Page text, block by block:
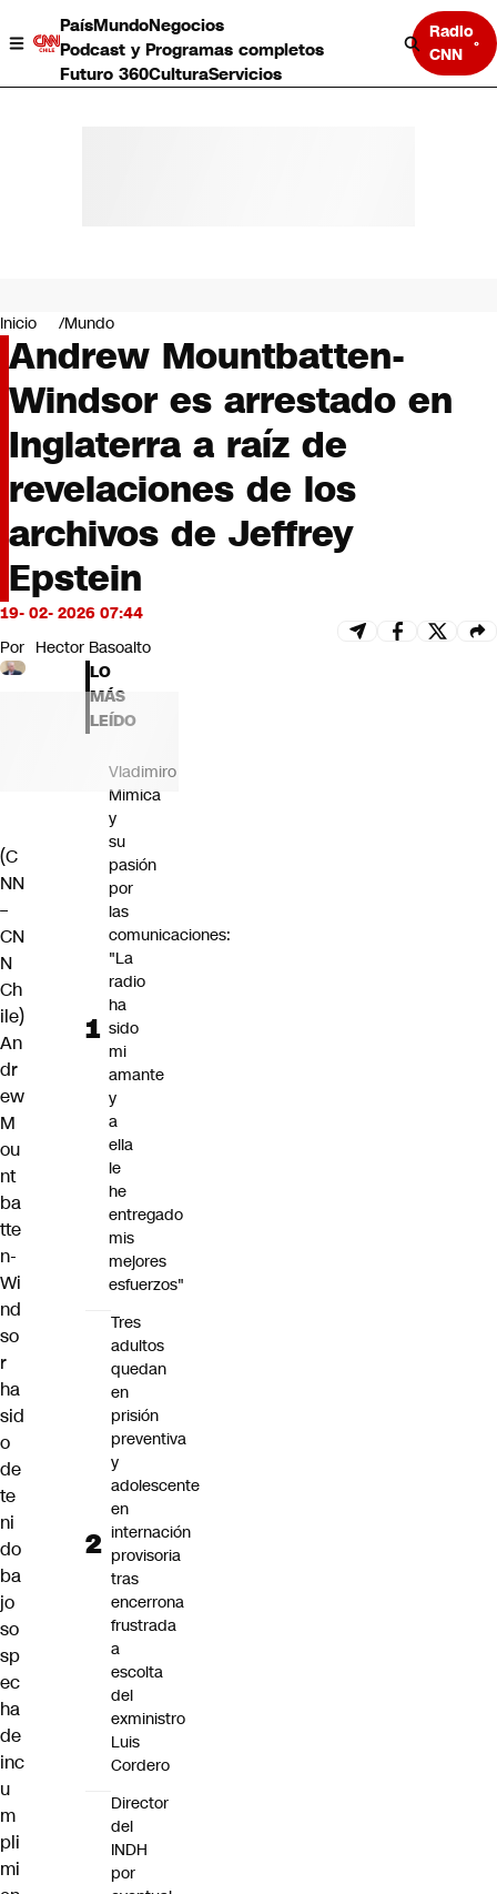
PaísMundoNegocios
Podcast y Programas completos
Futuro 360CulturaServicios
Radio
CNN
Negocios
Deportes
Programas completos
Cultura
Servicios
Bits
CNN Data
CNN tiempo
Futuro 360
Opinión
Inicio Mundo
Andrew Mountbatten-
Windsor es arrestado en
Inglaterra a raíz de
revelaciones de los
archivos de Jeffrey
Epstein
19- 02- 2026 07:44
Por Hector Basoalto
(C
NN
–
CN
N
Ch
ile)
An
dr
ew
M
ou
nt
ba
tte
n-
Wi
nd
so
r
ha
sid
o
de
te
ni
do
ba
jo
so
sp
ec
ha
de
inc
u
m
pli
mi
LO
MÁS
LEÍDO
Vladimiro
Mimica
y
su
pasión
por
las
comunicaciones:
"La
radio
ha
sido
mi
amante
y
a
ella
le
he
entregado
mis
mejores
esfuerzos"
Tres
adultos
quedan
en
prisión
preventiva
y
adolescente
en
internación
provisoria
tras
encerrona
frustrada
a
escolta
del
exministro
Luis
Cordero
Director
del
INDH
por